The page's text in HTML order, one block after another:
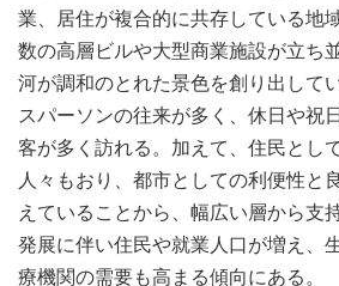
業、居住が複合的に共存している地
数の高層ビルや大型商業施設が立ち
河が調和のとれた景色を創り出して
スパーソンの往来が多く、休日や祝
客が多く訪れる。加えて、住民とし
人々もおり、都市としての利便性と
えていることから、幅広い層から支
発展に伴い住民や就業人口が増え、
療機関の需要も高まる傾向にある。